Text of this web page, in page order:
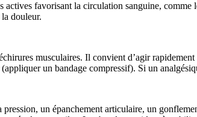
favorisant la circulation sanguine, comme
douleur.
musculaires. Il convient d’agir
un bandage compressif). Si un
un épanchement articulaire, un